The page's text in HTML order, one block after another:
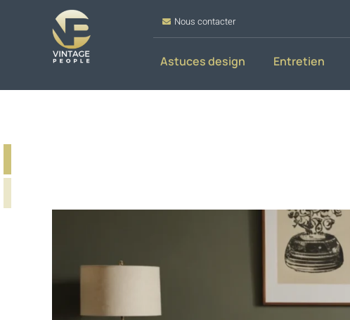
Nous contacter
Astuces design Entretien